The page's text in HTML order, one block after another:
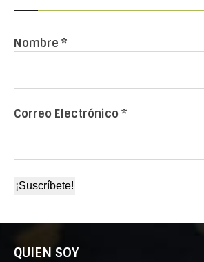
Nombre *
Correo Electrónico *
QUIEN SOY